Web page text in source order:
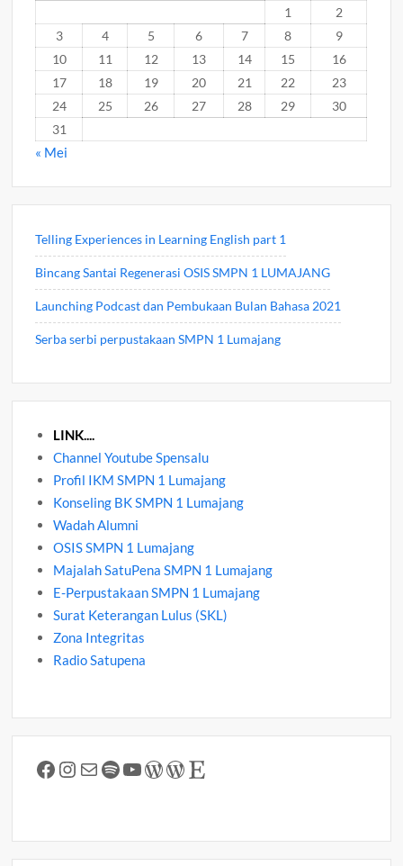
1
2
3
4 5 6 7 8
9
10
11 12 13 14 15
16
17
18 19 20 21 22
23
24
25 26 27 28 29
30
31
« Mei
Telling Experiences in Learning English part 1
Bincang Santai Regenerasi OSIS SMPN 1 LUMAJANG
Launching Podcast dan Pembukaan Bulan Bahasa 2021
Serba serbi perpustakaan SMPN 1 Lumajang
LINK....
Channel Youtube Spensalu
Profil IKM SMPN 1 Lumajang
Konseling BK SMPN 1 Lumajang
Wadah Alumni
OSIS SMPN 1 Lumajang
Majalah SatuPena SMPN 1 Lumajang
E-Perpustakaan SMPN 1 Lumajang
Surat Keterangan Lulus (SKL)
Zona Integritas
Radio Satupena
Facebook
Instagram
MailSpotify
YouTube
WordPress
WordPress
Etsy